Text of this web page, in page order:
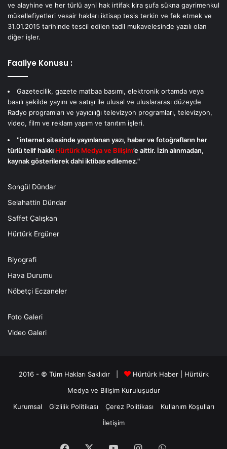
ve alayhine ve her türlü ayni hak irtifak kira şufa sükna gayrimenkul
mükellefiyetleri vesair hakları iktisap tesis terkin ve fek etmek ve
31.01.2015 tarihinde tescil edilen tadil mukavelesinde yazılı olan
diğer işler.
Faaliye Konusu :
Gazetecilik, gazete matbaa basımı, elektronik ortamda veya
basılı şekilde yayını ve satışı ile ulusal ve uluslararası düzeyde
Radyo programları ve yayıcılığı televizyon programları, televizyon,
video, film ve reklam yapım ve tanıtım işleri.
''internet sitesinde yayınlanan yazı, haber ve fotoğrafların her
türlü telif hakkı Hürtürk Medya ve Bilişim’e aittir. İzin alınmadan,
kaynak gösterilerek dahi iktibas edilemez."
Songül Dündar
Selahattin Dündar
Saffet Çalışkan
Hürtürk Ergüner
Biyografi
Hava Durumu
Nöbetçi Eczaneler
Foto Galeri
Video Galeri
2016 - © Tüm Hakları Saklıdır | Hürtürk Haber
Hürtürk
Medya ve BilişimKuruluşudur
Kurumsal
Gizlilik Politikası Çerez Politikası
Kullanım Koşulları
İletişim